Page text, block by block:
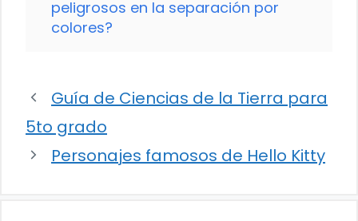
peligrosos en la separación por
colores?
Guía de Ciencias de la Tierra para
5to grado
Personajes famosos de Hello Kitty